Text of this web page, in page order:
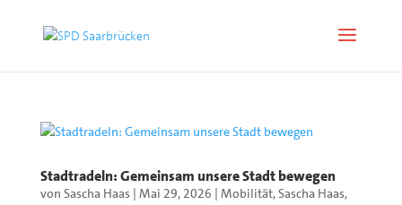
Stadtradeln: Gemeinsam unsere Stadt bewegen
von Sascha Haas| Mai 29, 2026 | Mobilität,Sascha Haas,